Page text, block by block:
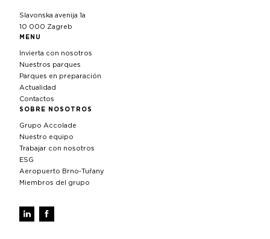
Slavonska avenija 1a
10 000 Zagreb
MENU
Invierta con nosotros
Nuestros parques
Parques en preparación
Actualidad
Contactos
SOBRE NOSOTROS
Grupo Accolade
Nuestro equipo
Trabajar con nosotros
ESG
Aeropuerto Brno‑Tuřany
Miembros del grupo